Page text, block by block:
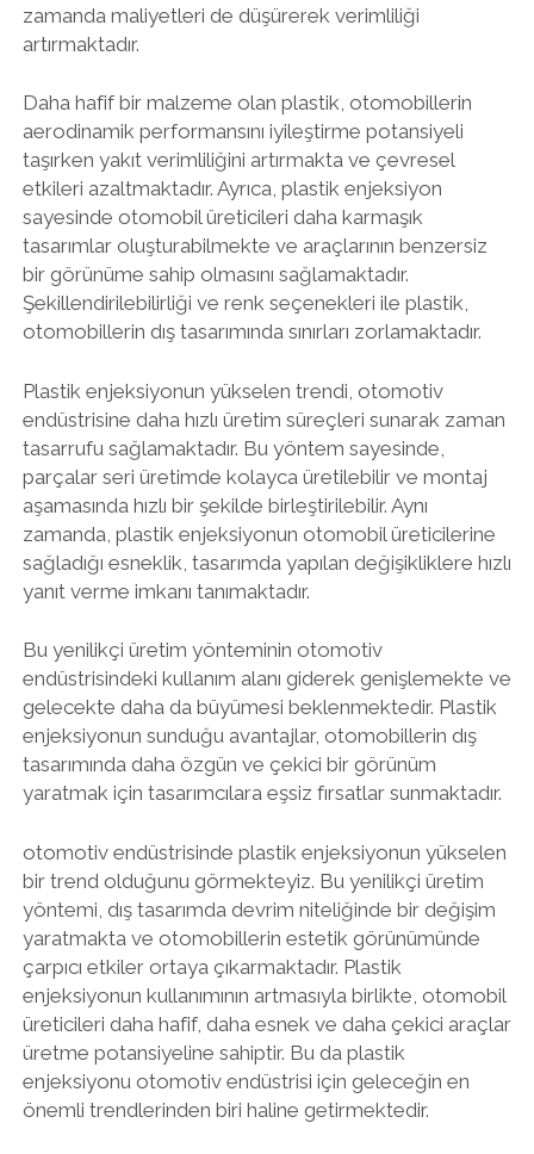
zamanda maliyetleri de düşürerek verimliliği
artırmaktadır.
Daha hafif bir malzeme olan plastik, otomobillerin
aerodinamik performansını iyileştirme potansiyeli
taşırken yakıt verimliliğini artırmakta ve çevresel
etkileri azaltmaktadır. Ayrıca, plastik enjeksiyon
sayesinde otomobil üreticileri daha karmaşık
tasarımlar oluşturabilmekte ve araçlarının benzersiz
bir görünüme sahip olmasını sağlamaktadır.
Şekillendirilebilirliği ve renk seçenekleri ile plastik,
otomobillerin dış tasarımında sınırları zorlamaktadır.
Plastik enjeksiyonun yükselen trendi, otomotiv
endüstrisine daha hızlı üretim süreçleri sunarak zaman
tasarrufu sağlamaktadır. Bu yöntem sayesinde,
parçalar seri üretimde kolayca üretilebilir ve montaj
aşamasında hızlı bir şekilde birleştirilebilir. Aynı
zamanda, plastik enjeksiyonun otomobil üreticilerine
sağladığı esneklik, tasarımda yapılan değişikliklere hızlı
yanıt verme imkanı tanımaktadır.
Bu yenilikçi üretim yönteminin otomotiv
endüstrisindeki kullanım alanı giderek genişlemekte ve
gelecekte daha da büyümesi beklenmektedir. Plastik
enjeksiyonun sunduğu avantajlar, otomobillerin dış
tasarımında daha özgün ve çekici bir görünüm
yaratmak için tasarımcılara eşsiz fırsatlar sunmaktadır.
otomotiv endüstrisinde plastik enjeksiyonun yükselen
bir trend olduğunu görmekteyiz. Bu yenilikçi üretim
yöntemi, dış tasarımda devrim niteliğinde bir değişim
yaratmakta ve otomobillerin estetik görünümünde
çarpıcı etkiler ortaya çıkarmaktadır. Plastik
enjeksiyonun kullanımının artmasıyla birlikte, otomobil
üreticileri daha hafif, daha esnek ve daha çekici araçlar
üretme potansiyeline sahiptir. Bu da plastik
enjeksiyonu otomotiv endüstrisi için geleceğin en
önemli trendlerinden biri haline getirmektedir.